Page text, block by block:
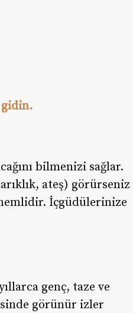
bilmenizi sağlar.
ateş) görürseniz
İçgüdülerinize
genç, taze ve
görünür izler